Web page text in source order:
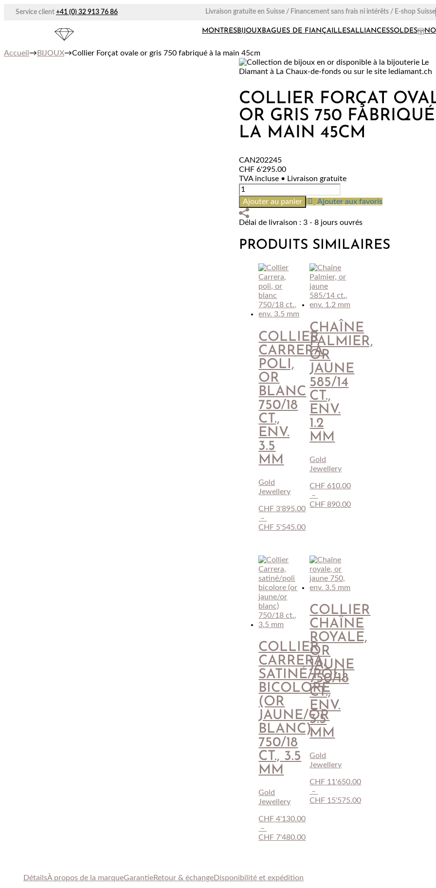
Aller
Service client +41 (0) 32 913 76 86 Livraison gratuite en Suisse / Financement sans frais ni intérêts / E-shop Suisse
MONTRESBIJOUXBAGUES DE FIANÇAILLESALLIANCESSOLDES
Accueil → BIJOUX→Collier Forçat ovale or gris 750 fabriqué à la main 45cm
COLLIER FORÇAT
OR GRIS 750
LA MAIN 45CM
CAN202245
CHF 6'295.00
TVA incluse • Livraison gratuite
quantité
de
Collier
Forçat
ovale
gris
Ajouter au panier Ajouter aux favoris
Délai de livraison : 3 - 8 jours ouvrés
PRODUITS SIMILAIRES
COLLIER
CARRERA,
POLI,
OR
BLANC
750/18
CT.,
ENV.
3.5
MM
Gold
Jewellery
CHF 3'895.00
–
CHF 5'545.00
prix :
CHF 3'895.00
à
CHF 5'545.00
CHAÎNE
PALMIER,
OR
JAUNE
585/14
CT.,
ENV.
1.2
MM
Gold
Jewellery
CHF 610.00
–
CHF 890.00Plage
COLLIER
CARRERA,
SATINÉ/POLI,
BICOLORE
(OR
JAUNE/OR
BLANC)
750/18
CT., 3.5
MM
Gold
Jewellery
CHF 4'130.00
–
CHF 7'480.00
CHF 4'130.00
à
COLLIER
CHAÎNE
ROYALE,
OR
JAUNE
750/18
CT.,
ENV.
3.5
MM
Gold
Jewellery
CHF 11'650.00
–
CHF 15'575.00
DétailsÀ propos de la marqueGarantieRetour & échangeDisponibilité et expédition